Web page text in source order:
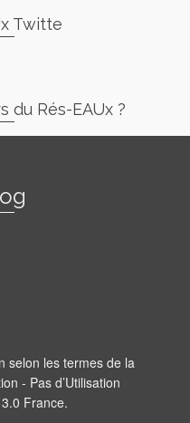
Twitte
du Rés-EAUx ?
selon les termes de la
- Pas d’Utilisation
France.